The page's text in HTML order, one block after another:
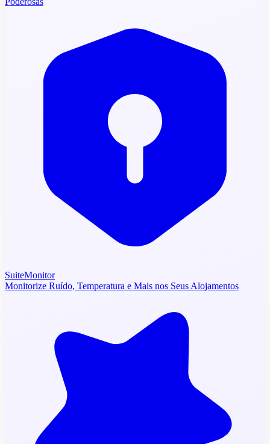
SuiteMonitor
Monitorize Ruído, Temperatura e Mais nos Seus Alojamentos